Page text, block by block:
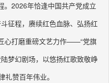
。2026年恰逢中国共产党成立
征程，赓续红色血脉、弘扬红
心打磨重磅文艺力作——“党旗
梦幻剧场，以悠扬红歌致敬峥
礼赞百年伟业。